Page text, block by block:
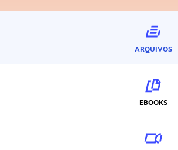
ARQUIVOS
EBOOKS